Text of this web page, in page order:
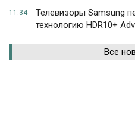
11:34
Телевизоры Samsung
технологию HDR10+
Все